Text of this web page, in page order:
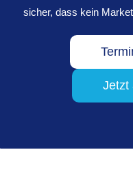
sicher, dass kein
Jetzt